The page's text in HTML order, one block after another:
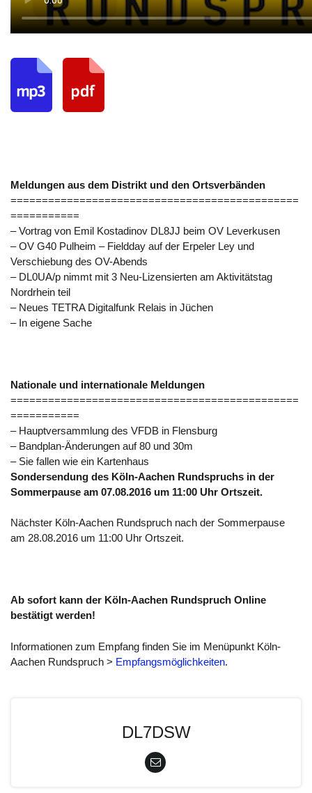
Meldungen aus dem Distrikt und den Ortsverbänden
==============================================
===========
– Vortrag von Emil Kostadinov DL8JJ beim OV Leverkusen
– OV G40 Pulheim – Fieldday auf der Erpeler Ley und
Verschiebung des OV-Abends
– DL0UA/p nimmt mit 3 Neu-Lizensierten am Aktivitätstag
Nordrhein teil
– Neues TETRA Digitalfunk Relais in Jüchen
– In eigene Sache
Nationale und internationale Meldungen
==============================================
===========
– Hauptversammlung des VFDB in Flensburg
– Bandplan-Änderungen auf 80 und 30m
– Sie fallen wie ein Kartenhaus
Sondersendung des Köln-Aachen Rundspruchs in der
Sommerpause am 07.08.2016 um 11:00 Uhr Ortszeit.
Nächster Köln-Aachen Rundspruch nach der Sommerpause
am 28.08.2016 um 11:00 Uhr Ortszeit.
Ab sofort kann der Köln-Aachen Rundspruch Online
bestätigt werden!
Informationen zum Empfang finden Sie im Menüpunkt Köln-
Aachen Rundspruch > Empfangsmöglichkeiten.
DL7DSW